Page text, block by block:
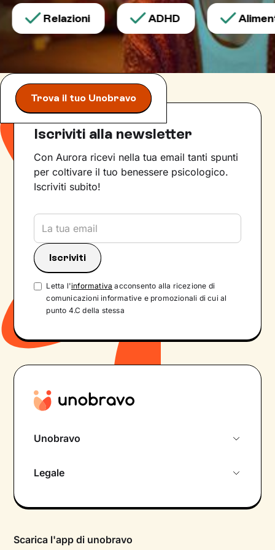
Relazioni ADHD
Trova il tuo Unobravo
Iscriviti alla newsletter
Con Aurora ricevi nella tua email tanti spunti
per coltivare il tuo benessere psicologico.
Iscriviti subito!
Letta l'informativa acconsento alla ricezione di
comunicazioni informative e promozionali di cui al
punto 4.C della stessa
Unobravo
Psicologo in chat
Legale
Termini e condizioni
Scarica l'app di unobravo